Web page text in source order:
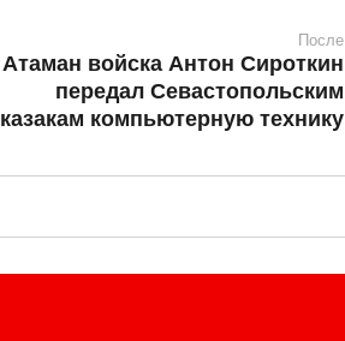
После
Атаман войска Антон Сироткин
передал Севастопольским
казакам компьютерную технику